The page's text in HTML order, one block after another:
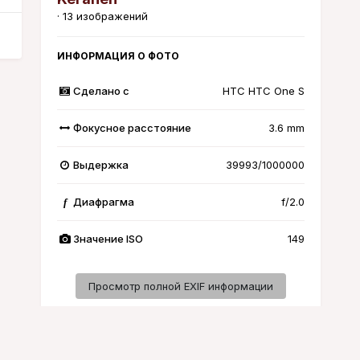
· 13 изображений
ИНФОРМАЦИЯ О ФОТО
Сделано с HTC HTC One S
Фокусное расстояние 3.6 mm
Выдержка 39993/1000000
f Диафрагма f/2.0
Значение ISO 149
Просмотр полной EXIF информации